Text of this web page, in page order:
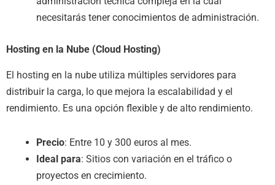
necesitarás tener conocimientos de administración.
Hosting en la Nube (Cloud Hosting)
El hosting en la nube utiliza múltiples servidores para
distribuir la carga, lo que mejora la escalabilidad y el
rendimiento. Es una opción flexible y de alto rendimiento.
Precio: Entre 10 y 300 euros al mes.
Ideal para: Sitios con variación en el tráfico o
proyectos en crecimiento.